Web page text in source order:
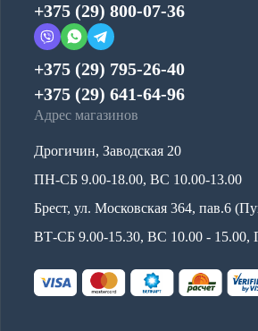
+375 (29) 800-07-36
+375 (29) 795-26-40
+375 (29) 641-64-96
Адрес магазинов
Дрогичин, Заводская 20
ПН-СБ 9.00-18.00, ВС 10.00-13.00
Брест, ул. Московская 364, пав.6
ВТ-СБ 9.00-15.30, ВС 10.00 - 15.00,